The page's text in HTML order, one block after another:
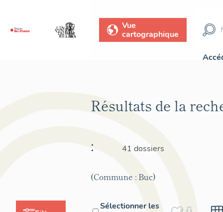
Vue
cartographique
Résultats de la
:
41 dossiers
(Commune : Buc)
Sélectionner les